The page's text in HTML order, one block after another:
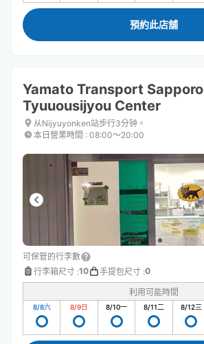
預約此店舖
Yamato Transport Sapporo
Tyuuousijyou Center
从Nijyuyonken站步行3分钟。
本日營業時間 : 08:00〜20:00
可保管的行李數
行李箱尺寸 :10 手提包尺寸 :0
利用可能時間
8/8六 8/9日 8/10一 8/11二 8/12三